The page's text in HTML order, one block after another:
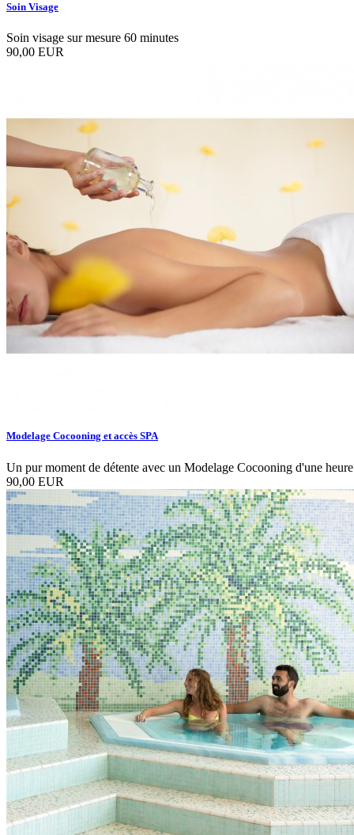
Soin Visage
Soin visage sur mesure 60 minutes
90,00 EUR
Modelage Cocooning et accès SPA
Un pur moment de détente avec un Modelage Cocooning d'une
90,00 EUR